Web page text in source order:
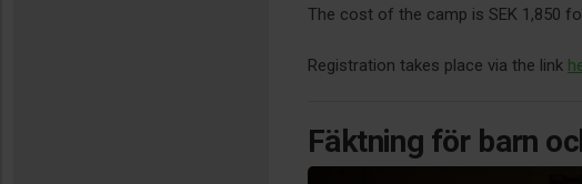
The cost of the camp is SEK 1,850
Registration takes place via the link
Fäktning för barn